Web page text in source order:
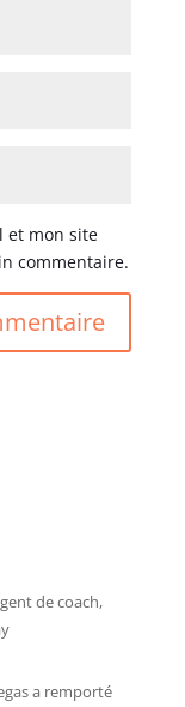
et mon site
commentaire.
de coach,
a remporté